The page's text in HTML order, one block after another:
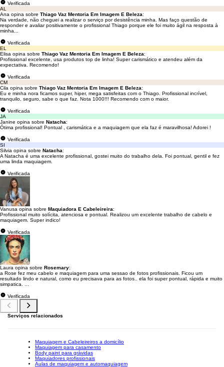
Verificada
AL
Ana opina sobre Thiago Vaz Mentoria Em Imagem E Beleza:
Na verdade, não cheguei a realizar o serviço por desistência minha. Mas faço questão de
responder e avaliar positivamente o profissional Thiago porque ele foi muito ágil na resposta à
minha...
Verificada
EL
Elisa opina sobre Thiago Vaz Mentoria Em Imagem E Beleza:
Profissional excelente, usa produtos top de linha! Super carismático e atendeu além da
expectativa. Recomendo!
Verificada
CM
Cila opina sobre Thiago Vaz Mentoria Em Imagem E Beleza:
Eu e minha nora ficamos super, hiper, mega satisfeitas com o Thiago. Profissional incrível,
tranquilo, seguro, sabe o que faz. Nota 1000!!! Recomendo com o maior.
Verificada
JA
Janine opina sobre Natacha:
Ótima profissional! Pontual , carismática e a maquiagem que ela faz é maravilhosa! Adorei !
Verificada
SI
Silvia opina sobre Natacha:
A Natacha é uma excelente profissional, gostei muito do trabalho dela. Foi pontual, gentil e fez
uma linda maquiagem.
Verificada
Vanusa opina sobre Maquiadora E Cabeleireira:
Profissional muito solícita, atenciosa e pontual. Realizou um excelente trabalho de cabelo e
maquiagem. Super indico!
Verificada
Laura opina sobre Rosemary:
a Rose fez meu cabelo e maquiagem para uma sessao de fotos profissionais. Ficou um
resultado lindo e natural, como eu precisava para as fotos.. ela foi super pontual, rápida e muito
simpatica. ...
Verificada
Serviços relacionados
Maquiagem e Cabeleireiros a domicílio
Maquiagem para casamento
Body paint para grávidas
Maquiadores profissionais
Aulas de maquiagem e automaquiagem